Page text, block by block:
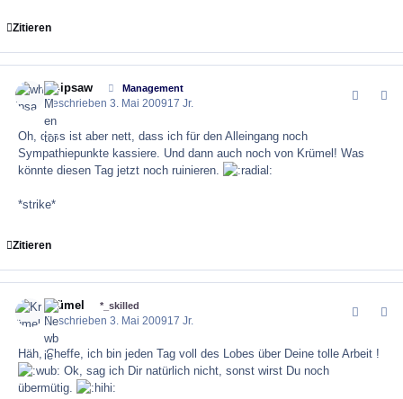
Zitieren
whipsaw Management
Geschrieben3. Mai 200917 Jr.
Oh, dass ist aber nett, dass ich für den Alleingang noch
Sympathiepunkte kassiere. Und dann auch noch von Krümel! Was
könnte diesen Tag jetzt noch ruinieren.
*strike*
Zitieren
Krümel *_skilled
Geschrieben3. Mai 200917 Jr.
Häh, Cheffe, ich bin jeden Tag voll des Lobes über Deine tolle Arbeit !
Ok, sag ich Dir natürlich nicht, sonst wirst Du noch
übermütig.